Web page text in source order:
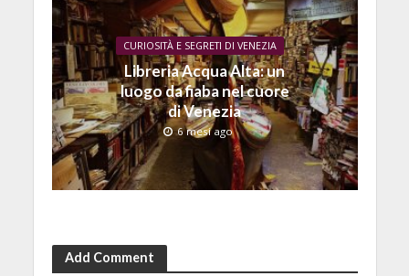
CURIOSITÀ E SEGRETI DI VENEZIA
Libreria Acqua Alta: un
luogo da fiaba nel cuore
di Venezia
6 mesi ago
Add Comment